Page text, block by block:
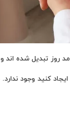
روز تبدیل شده اند
کنید وجود